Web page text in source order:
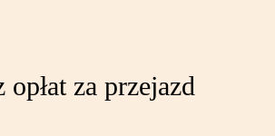
za przejazd